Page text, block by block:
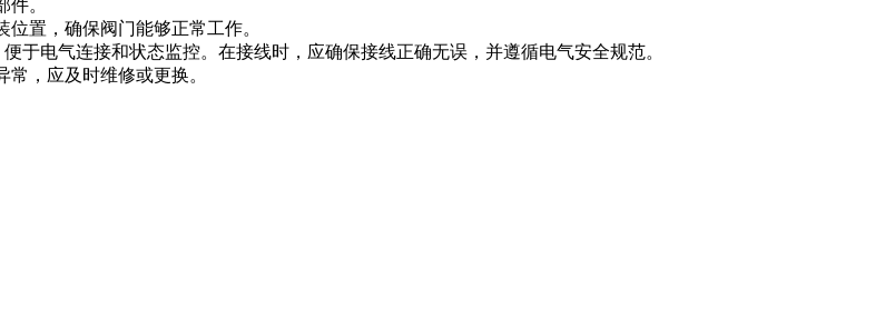
。
置，确保阀门能够正常工作。
于电气连接和状态监控。在接线时，应确保接线正确无误，并遵循电气安全规范。
，应及时维修或更换。